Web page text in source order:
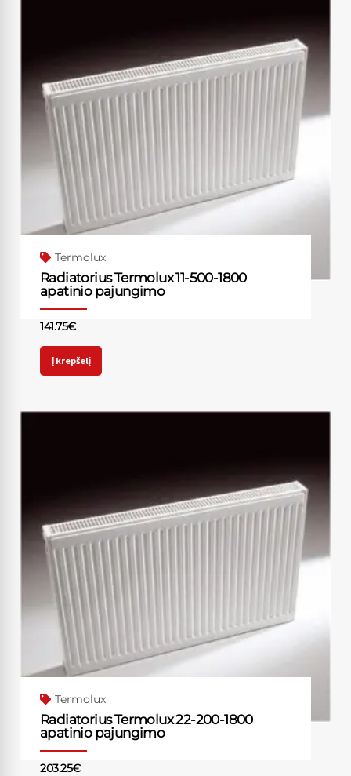
Termolux
Radiatorius Termolux 11-500-1800
apatinio pajungimo
141.75€
Į krepšelį
Termolux
Radiatorius Termolux 22-200-1800
apatinio pajungimo
203.25€